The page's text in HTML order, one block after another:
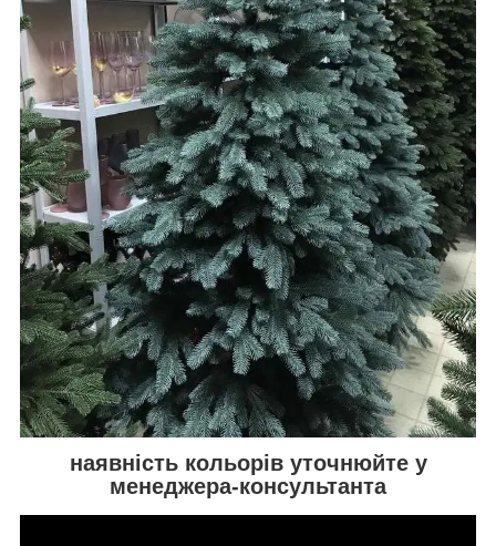
наявність кольорів уточнюйте у
менеджера-консультанта